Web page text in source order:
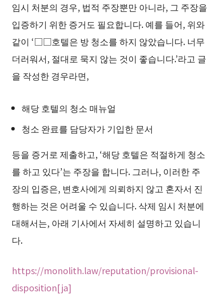
임시 처분의 경우, 법적 주장뿐만 아니라, 그 주장을
입증하기 위한 증거도 필요합니다. 예를 들어, 위와
같이 ‘□□호텔은 방 청소를 하지 않았습니다. 너무
더러워서, 절대로 묵지 않는 것이 좋습니다.’라고 글
을 작성한 경우라면,
해당 호텔의 청소 매뉴얼
청소 완료를 담당자가 기입한 문서
등을 증거로 제출하고, ‘해당 호텔은 적절하게 청소
를 하고 있다’는 주장을 합니다. 그러나, 이러한 주
장의 입증은, 변호사에게 의뢰하지 않고 혼자서 진
행하는 것은 어려울 수 있습니다. 삭제 임시 처분에
대해서는, 아래 기사에서 자세히 설명하고 있습니
다.
https://monolith.law/reputation/provisional-
disposition[ja]